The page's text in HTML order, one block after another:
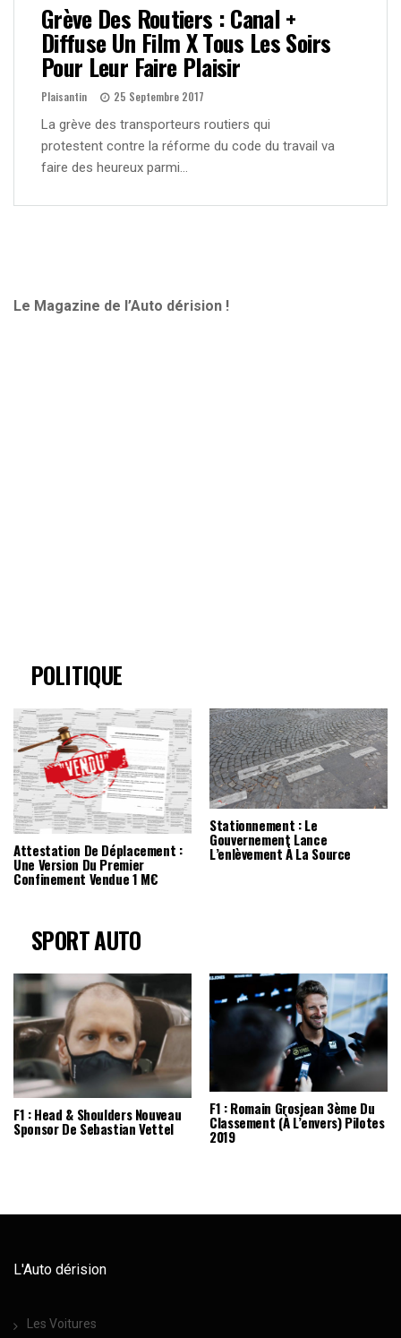
Grève Des Routiers : Canal +
Diffuse Un Film X Tous Les Soirs
Pour Leur Faire Plaisir
Plaisantin 25 Septembre 2017
La grève des transporteurs routiers qui
protestent contre la réforme du code du travail va
faire des heureux parmi…
Le Magazine de l’Auto dérision !
POLITIQUE
Attestation De Déplacement :
Une Version Du Premier
Confinement Vendue 1 M€
Stationnement : Le
Gouvernement Lance
L’enlèvement À La Source
SPORT AUTO
F1 : Head & Shoulders Nouveau
Sponsor De Sebastian Vettel
F1 : Romain Grosjean 3ème Du
Classement (à L’envers) Pilotes
2019
L'Auto dérision
Les Voitures